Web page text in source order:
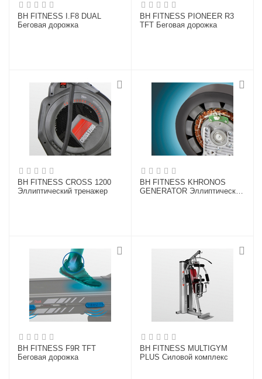
BH FITNESS I.F8 DUAL
Беговая дорожка
BH FITNESS PIONEER R3
TFT Беговая дорожка
BH FITNESS CROSS 1200
Эллиптический тренажер
BH FITNESS KHRONOS
GENERATOR Эллиптический
BH FITNESS F9R TFT
Беговая дорожка
BH FITNESS MULTIGYM
PLUS Силовой комплекс